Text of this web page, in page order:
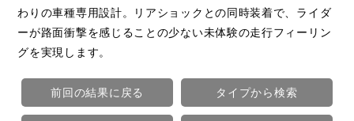
わりの車種専用設計。リアショックとの同時装着で、ライダ
ーが路面衝撃を感じることの少ない未体験の走行フィーリン
グを実現します。
前回の結果に戻る タイプから検索